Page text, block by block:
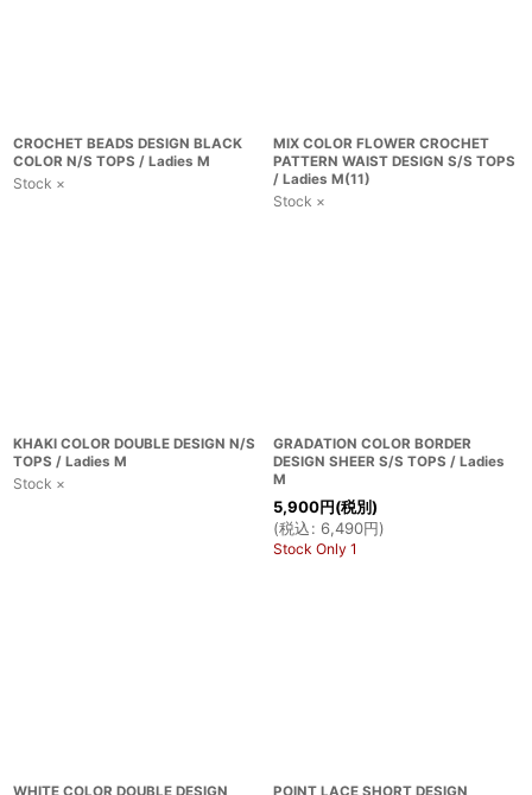
CROCHET BEADS DESIGN BLACK
COLOR N/S TOPS / Ladies M
Stock ×
MIX COLOR FLOWER CROCHET
PATTERN WAIST DESIGN S/S TOPS
/ Ladies M(11)
Stock ×
KHAKI COLOR DOUBLE DESIGN N/S
TOPS / Ladies M
Stock ×
GRADATION COLOR BORDER
DESIGN SHEER S/S TOPS / Ladies
M
5,900円(税別)
(税込: 6,490円)
Stock Only 1
WHITE COLOR DOUBLE DESIGN
POINT LACE SHORT DESIGN